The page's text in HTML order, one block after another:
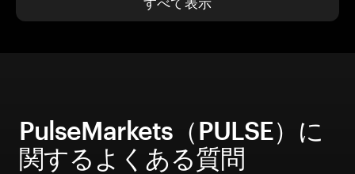
PulseMarkets（PULSE）に
関するよくある質問